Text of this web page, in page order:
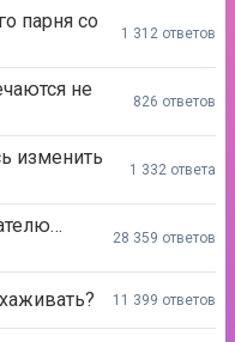
парня со
1 312 ответов
не
826 ответов
изменить
1 332 ответа
28 359 ответов
11 399 ответов